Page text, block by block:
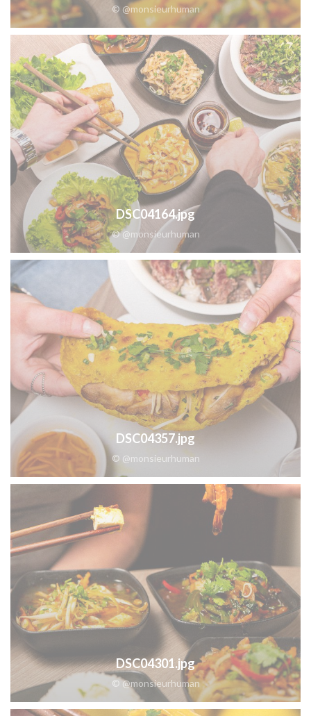
© @monsieurhuman
DSC04164.jpg
© @monsieurhuman
DSC04357.jpg
© @monsieurhuman
DSC04301.jpg
© @monsieurhuman